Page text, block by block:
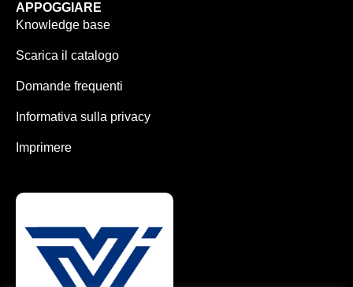
APPOGGIARE
Knowledge base
Scarica il catalogo
Domande frequenti
Informativa sulla privacy
Imprimere